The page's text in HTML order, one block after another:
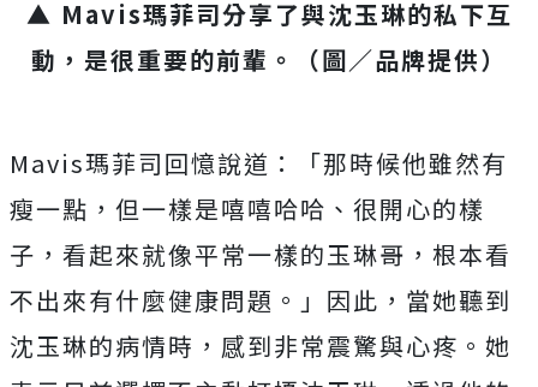
▲ Mavis瑪菲司分享了與沈玉琳的私下互
動，是很重要的前輩。（圖／品牌提供）
Mavis瑪菲司回憶說道：「那時候他雖然有
瘦一點，但一樣是嘻嘻哈哈、很開心的樣
子，看起來就像平常一樣的玉琳哥，根本看
不出來有什麼健康問題。」因此，當她聽到
沈玉琳的病情時，感到非常震驚與心疼。她